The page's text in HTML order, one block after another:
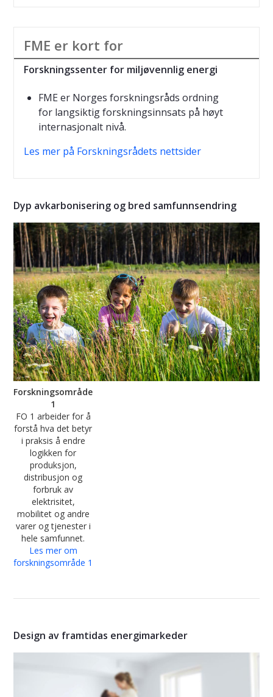
FME er kort for
Forskningssenter for miljøvennlig energi
FME er Norges forskningsråds ordning
for langsiktig forskningsinnsats på høyt
internasjonalt nivå.
Les mer på Forskningsrådets nettsider
Dyp avkarbonisering og bred samfunnsendring
Forskningsområde
1
FO 1 arbeider for å
forstå hva det betyr
i praksis å endre
logikken for
produksjon,
distribusjon og
forbruk av
elektrisitet,
mobilitet og andre
varer og tjenester i
hele samfunnet.
Les mer om
forskningsområde 1
Design av framtidas energimarkeder